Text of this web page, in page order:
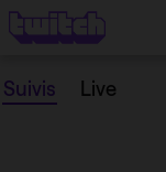
Suivis Live